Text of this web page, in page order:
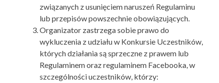
związanych z usunięciem naruszeń Regulaminu
lub przepisów powszechnie obowiązujących.
Organizator zastrzega sobie prawo do
wykluczenia z udziału w Konkursie Uczestników,
których działania są sprzeczne z prawem lub
Regulaminem oraz regulaminem Facebooka, w
szczególności uczestników, którzy: